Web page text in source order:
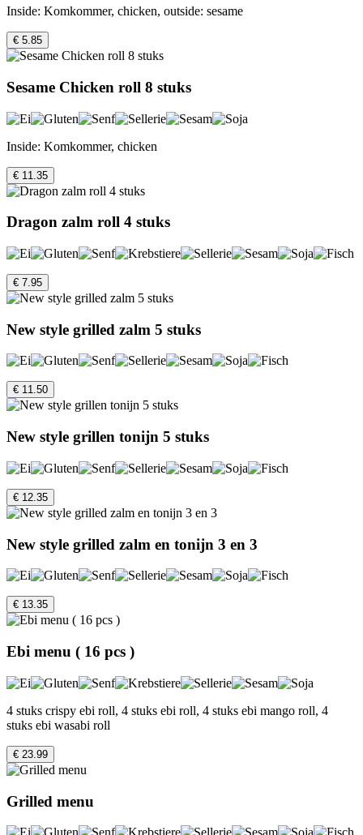
Inside: Komkommer, chicken, outside: sesame
€ 5.85
Sesame Chicken roll 8 stuks
Inside: Komkommer, chicken
€ 11.35
Dragon zalm roll 4 stuks
€ 7.95
New style grilled zalm 5 stuks
€ 11.50
New style grillen tonijn 5 stuks
€ 12.35
New style grilled zalm en tonijn 3 en 3
€ 13.35
Ebi menu ( 16 pcs )
4 stuks crispy ebi roll, 4 stuks ebi roll, 4 stuks ebi mango roll, 4
stuks ebi wasabi roll
€ 23.99
Grilled menu